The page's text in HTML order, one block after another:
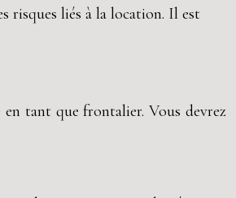
risques liés à la location. Il est
tant que frontalier. Vous devrez